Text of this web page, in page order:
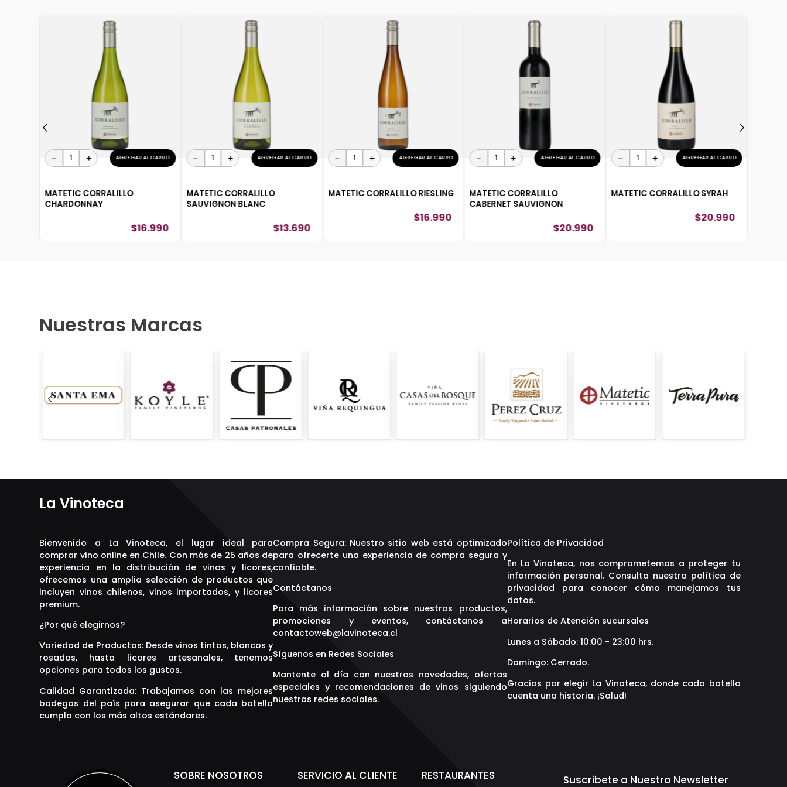
＋
－ AGREGAR AL CARRO
MATETIC CORRALILLO
CHARDONNAY
$16.990
＋
－ AGREGAR AL CARRO
MATETIC CORRALILLO
SAUVIGNON BLANC
$13.690
＋
－ AGREGAR AL CARRO
MATETIC CORRALILLO RIESLING
$16.990
＋
－ AGREGAR AL CARRO
MATETIC CORRALILLO
CABERNET SAUVIGNON
$20.990
＋
－ AGREGAR AL CARRO
MATETIC CORRALILLO SYRAH
$20.990
Nuestras Marcas
La Vinoteca
Bienvenido a La Vinoteca, el lugar ideal para
comprar vino online en Chile. Con más de 25 años de
experiencia en la distribución de vinos y licores,
ofrecemos una amplia selección de productos que
incluyen vinos chilenos, vinos importados, y licores
premium.
¿Por qué elegirnos?
Variedad de Productos: Desde vinos tintos, blancos y
rosados, hasta licores artesanales, tenemos
opciones para todos los gustos.
Calidad Garantizada: Trabajamos con las mejores
bodegas del país para asegurar que cada botella
cumpla con los más altos estándares.
Compra Segura: Nuestro sitio web está optimizado
para ofrecerte una experiencia de compra segura y
confiable.
Contáctanos
Para más información sobre nuestros productos,
promociones y eventos, contáctanos a
contactoweb@lavinoteca.cl
Síguenos en Redes Sociales
Mantente al día con nuestras novedades, ofertas
especiales y recomendaciones de vinos siguiendo
nuestras redes sociales.
Política de Privacidad
En La Vinoteca, nos comprometemos a proteger tu
información personal. Consulta nuestra política de
privacidad para conocer cómo manejamos tus
datos.
Horarios de Atención sucursales
Lunes a Sábado: 10:00 - 23:00 hrs.
Domingo: Cerrado.
Gracias por elegir La Vinoteca, donde cada botella
cuenta una historia. ¡Salud!
SOBRE NOSOTROS SERVICIO AL CLIENTE RESTAURANTES Suscribete a Nuestro Newsletter